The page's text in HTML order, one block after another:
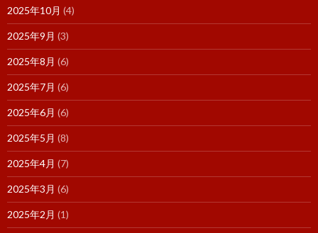
2025年10月 (4)
2025年9月 (3)
2025年8月 (6)
2025年7月 (6)
2025年6月 (6)
2025年5月 (8)
2025年4月 (7)
2025年3月 (6)
2025年2月 (1)